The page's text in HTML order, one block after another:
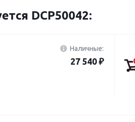
DCP50042:
Наличные:
27 540 ₽